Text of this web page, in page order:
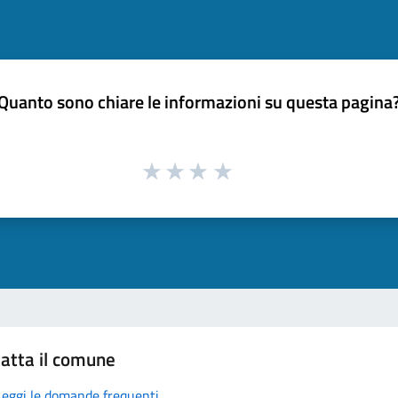
sono chiare le informazioni su questa
il comune